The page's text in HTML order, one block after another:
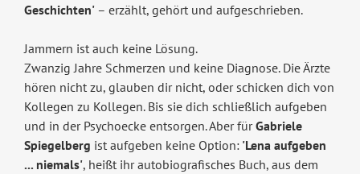
Geschichten'– erzählt, gehört und aufgeschrieben.
Jammern ist auch keine Lösung.
Zwanzig Jahre Schmerzen und keine Diagnose. Die Ärzte
hören nicht zu, glauben dir nicht, oder schicken dich von
Kollegen zu Kollegen. Bis sie dich schließlich aufgeben
und in der Psychoecke entsorgen. Aber fürGabriele
Spiegelberg ist aufgeben keine Option:'Lena aufgeben
... niemals', heißt ihr autobiografisches Buch, aus dem